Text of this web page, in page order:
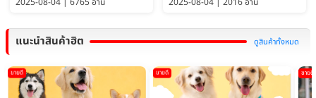
แนะนำสินค้าฮิต ดูสินค้าทั้งหมด
ขายดี ขายดี ขายดี